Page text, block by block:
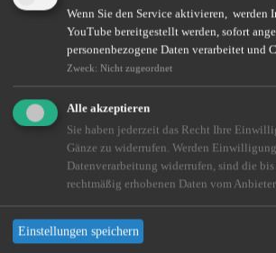
Berufsunfähigkeitsversicherung
Wenn Sie den Service aktivieren, werden
YouTube bereitgestellt werden, sofort
personenbezogene Daten verarbeitet und
Zweck: Nicht zugeordnet
Alle akzeptieren
Sie haben jederzeit das Recht Ihre
Gänze zu widerrufen. Werden
Datenverarbeitung widerrufen, sind die
rechtmäßig erhobenen Daten vom
Einstellungen speichern